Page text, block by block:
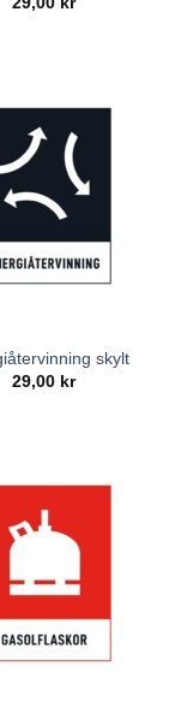
skylt
29,00 kr